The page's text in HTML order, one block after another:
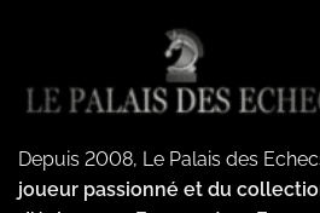
Depuis 2008, Le Palais des
joueur passionné et du